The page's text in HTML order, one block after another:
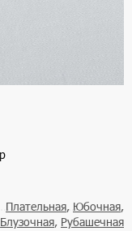
Плательная, Юбочная,
Блузочная, Рубашечная